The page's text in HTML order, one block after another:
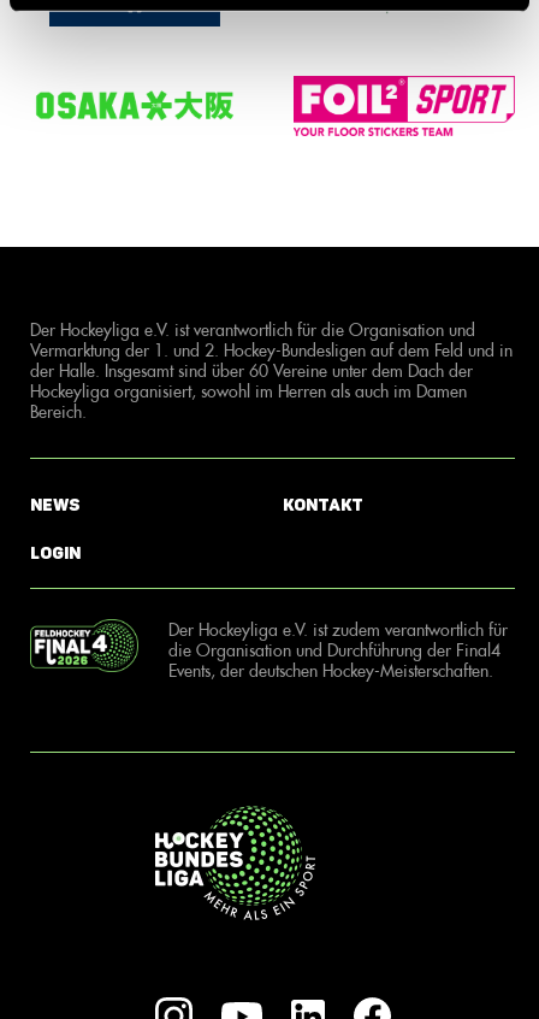
Der Hockeyliga e.V. ist verantwortlich für die Organisation und
Vermarktung der 1. und 2. Hockey-Bundesligen auf dem Feld und in
der Halle. Insgesamt sind über 60 Vereine unter dem Dach der
Hockeyliga organisiert, sowohl im Herren als auch im Damen
Bereich.
News
Login
Kontakt
Der Hockeyliga e.V. ist zudem verantwortlich für
die Organisation und Durchführung der Final4
Events, der deutschen Hockey-Meisterschaften.